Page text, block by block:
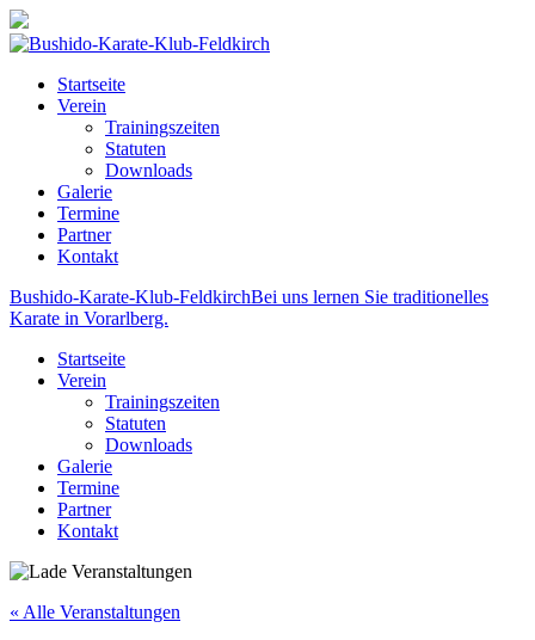
Startseite
Verein
Trainingszeiten
Statuten
Downloads
Galerie
Termine
Partner
Kontakt
Bushido-Karate-Klub-FeldkirchBei uns lernen Sie traditionelles
Karate in Vorarlberg.
Startseite
Verein
Trainingszeiten
Statuten
Downloads
Galerie
Termine
Partner
Kontakt
« Alle Veranstaltungen